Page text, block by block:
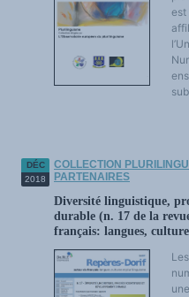
est
DÉC
2018
COLLECTION
PARTENAIRES
Diversité linguistique,
durable (n. 17 de la
français: langues,